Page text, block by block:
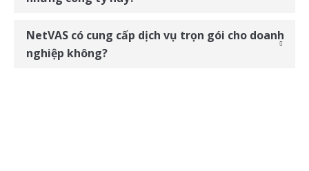
NetVAS có cung cấp dịch vụ trọn gói cho doanh
nghiệp không?